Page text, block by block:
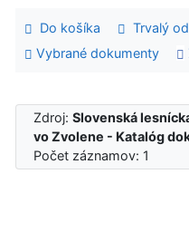
Do košíka Trvalý
Vybrané dokumenty
Zdroj:Slovenská
vo Zvolene - Katalóg
Počet záznamov: 1